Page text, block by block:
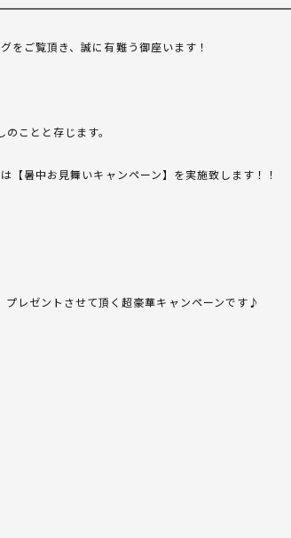
をご覧頂き、誠に有難う御座います！
ことと存じます。
【暑中お見舞いキャンペーン】を実施致します！！
プレゼントさせて頂く超豪華キャンペーンです♪